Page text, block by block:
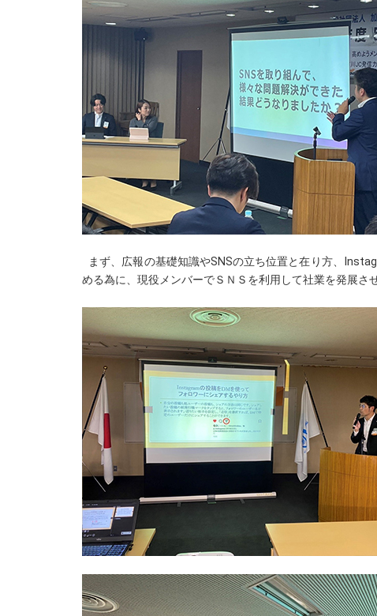
まず、広報の基礎知識やSNSの立ち位置と在り方、
める為に、現役メンバーでＳＮＳを利用して社業を発展